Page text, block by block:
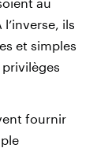
ils
et simples
privilèges
fournir